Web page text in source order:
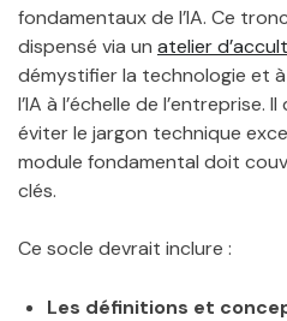
fondamentaux de l’IA. Ce
dispensé via un atelier
démystifier la technologie et
l’IA à l’échelle de
éviter le jargon technique
module fondamental doit
clés.
Ce socle devrait inclure :
Les définitions et